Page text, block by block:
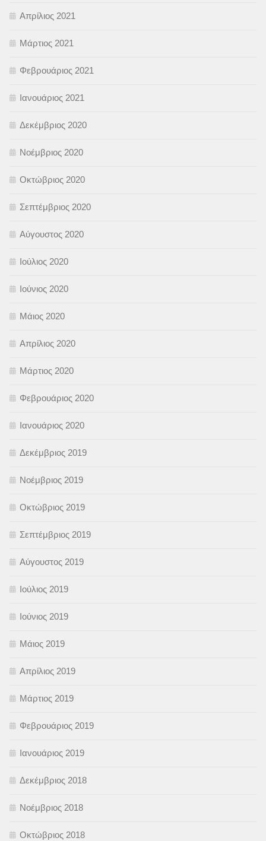
Απρίλιος 2021
Μάρτιος 2021
Φεβρουάριος 2021
Ιανουάριος 2021
Δεκέμβριος 2020
Νοέμβριος 2020
Οκτώβριος 2020
Σεπτέμβριος 2020
Αύγουστος 2020
Ιούλιος 2020
Ιούνιος 2020
Μάιος 2020
Απρίλιος 2020
Μάρτιος 2020
Φεβρουάριος 2020
Ιανουάριος 2020
Δεκέμβριος 2019
Νοέμβριος 2019
Οκτώβριος 2019
Σεπτέμβριος 2019
Αύγουστος 2019
Ιούλιος 2019
Ιούνιος 2019
Μάιος 2019
Απρίλιος 2019
Μάρτιος 2019
Φεβρουάριος 2019
Ιανουάριος 2019
Δεκέμβριος 2018
Νοέμβριος 2018
Οκτώβριος 2018